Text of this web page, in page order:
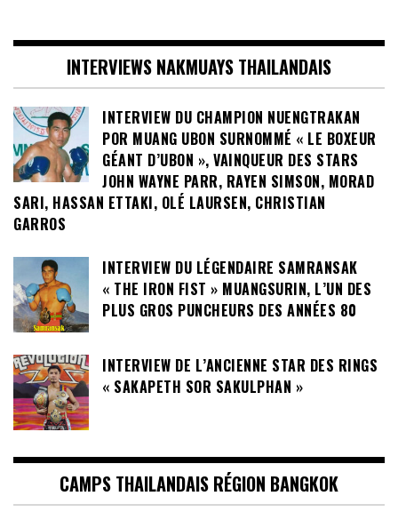
INTERVIEWS NAKMUAYS THAILANDAIS
INTERVIEW DU CHAMPION NUENGTRAKAN
POR MUANG UBON SURNOMMÉ « LE BOXEUR
GÉANT D’UBON », VAINQUEUR DES STARS
JOHN WAYNE PARR, RAYEN SIMSON, MORAD
SARI, HASSAN ETTAKI, OLÉ LAURSEN, CHRISTIAN
GARROS
INTERVIEW DU LÉGENDAIRE SAMRANSAK
« THE IRON FIST » MUANGSURIN, L’UN DES
PLUS GROS PUNCHEURS DES ANNÉES 80
INTERVIEW DE L’ANCIENNE STAR DES RINGS
« SAKAPETH SOR SAKULPHAN »
CAMPS THAILANDAIS RÉGION BANGKOK